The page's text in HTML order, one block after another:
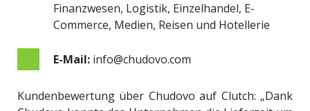
Finanzwesen, Logistik, Einzelhandel, E-
Commerce, Medien, Reisen und Hotellerie
E-Mail: info@chudovo.com
Kundenbewertung über Chudovo auf Clutch: „Dank